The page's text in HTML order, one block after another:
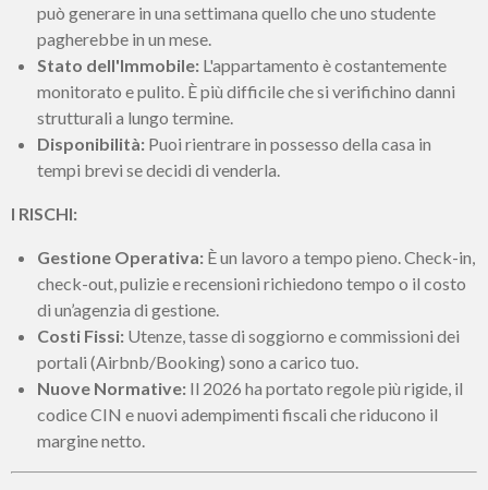
può generare in una settimana quello che uno studente
pagherebbe in un mese.
Stato dell'Immobile: L'appartamento è costantemente
monitorato e pulito. È più difficile che si verifichino danni
strutturali a lungo termine.
Disponibilità: Puoi rientrare in possesso della casa in
tempi brevi se decidi di venderla.
I RISCHI:
Gestione Operativa: È un lavoro a tempo pieno. Check-in,
check-out, pulizie e recensioni richiedono tempo o il costo
di un’agenzia di gestione.
Costi Fissi: Utenze, tasse di soggiorno e commissioni dei
portali (Airbnb/Booking) sono a carico tuo.
Nuove Normative: Il 2026 ha portato regole più rigide, il
codice CIN e nuovi adempimenti fiscali che riducono il
margine netto.